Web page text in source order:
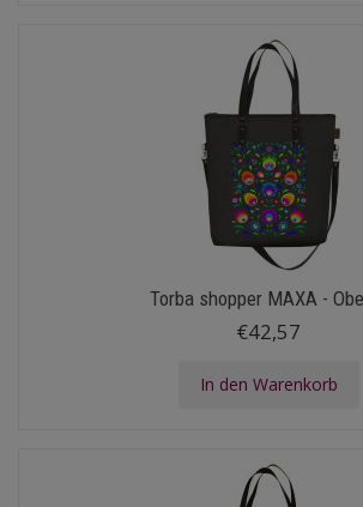
Torba shopper MAXA -
€42,57
In den Warenkorb